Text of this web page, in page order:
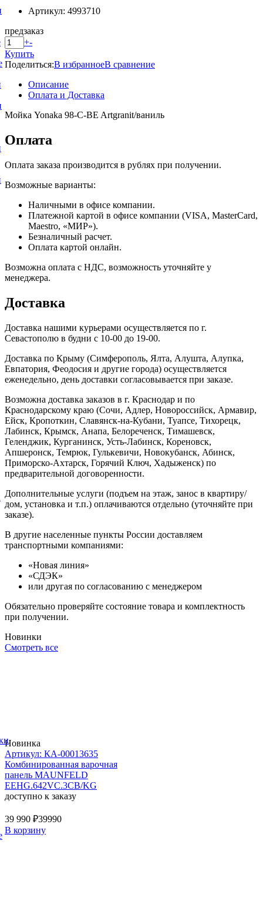
Артикул: 4993710
предзаказ
+-
Купить
Поделиться:В избранноеВ сравнение
Описание
Оплата и Доставка
Мойка Yonaka 98-C-BE Artgranit/ваниль
Оплата
Оплата заказа производится в рублях при получении.
Возможные варианты:
Наличными в офисе компании.
Платежной картой в офисе компании (VISA, MasterCard,
Maestro, «МИР»).
Безналичный расчет.
Оплата картой онлайн.
Возможна оплата с НДС, возможность уточняйте у
менеджера.
Доставка
Доставка нашими курьерами осуществляется по г.
Севастополю в будни с 10-00 до 19-00.
Доставка по Крыму (Симферополь, Ялта, Алушта, Алупка,
Евпатория, Феодосия и другие города) осуществляется
еженедельно, день доставки согласовывается при заказе.
Возможна доставка заказов в г. Краснодар и по
Краснодарскому краю (Сочи, Адлер, Новороссийск, Армавир,
Ейск, Кропоткин, Славянск-на-Кубани, Туапсе, Тихорецк,
Лабинск, Крымск, Анапа, Белореченск, Тимашевск,
Геленджик, Курганинск, Усть-Лабинск, Кореновск,
Апшеронск, Темрюк, Гулькевичи, Новокубанск, Абинск,
Приморско-Ахтарск, Горячий Ключ, Хадыженск) по
предварительной договоренности.
Дополнительные услуги (подъем на этаж, занос в квартиру/
дом, установка и т.п.) оплачиваются отдельно (уточняйте при
заказе).
В другие населенные пункты России доставляем
транспортными компаниями:
«Новая линия»
«СДЭК»
или другая по согласованию с менеджером
Обязательно проверяйте состояние товара и комплектность
при получении.
Новинки
Смотреть все
Новинка
Артикул: КА-00013635
Комбинированная варочная
панель MAUNFELD
EEHG.642VC.3CB/KG
доступно к заказу
39 990 ₽39990
В корзину